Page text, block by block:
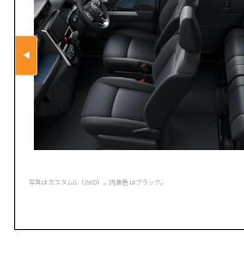
写真はカスタムG（2WD）。内装色はブラック。